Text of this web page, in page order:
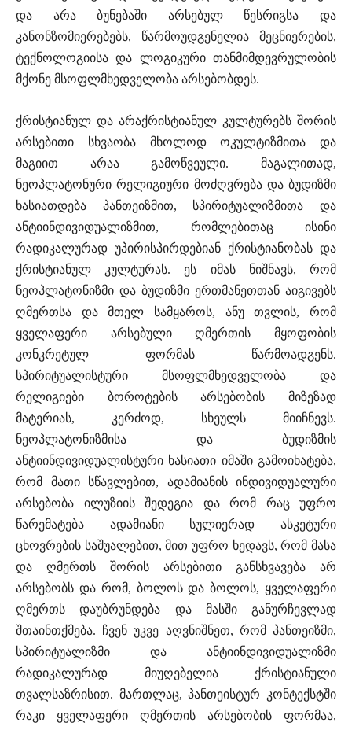
და არა ბუნებაში არსებულ წესრიგსა და
კანონზომიერებებს, წარმოუდგენელია მეცნიერების,
ტექნოლოგიისა და ლოგიკური თანმიმდევრულობის
მქონე მსოფლმხედველობა არსებობდეს.
ქრისტიანულ და არაქრისტიანულ კულტურებს შორის
არსებითი სხვაობა მხოლოდ ოკულტიზმითა და
მაგიით არაა გამოწვეული. მაგალითად,
ნეოპლატონური რელიგიური მოძღვრება და ბუდიზმი
ხასიათდება პანთეიზმით, სპირიტუალიზმითა და
ანტიინდივიდუალიზმით, რომლებითაც ისინი
რადიკალურად უპირისპირდებიან ქრისტიანობას და
ქრისტიანულ კულტურას. ეს იმას ნიშნავს, რომ
ნეოპლატონიზმი და ბუდიზმი ერთმანეთთან აიგივებს
ღმერთსა და მთელ სამყაროს, ანუ თვლის, რომ
ყველაფერი არსებული ღმერთის მყოფობის
კონკრეტულ ფორმას წარმოადგენს.
სპირიტუალისტური მსოფლმხედველობა და
რელიგიები ბოროტების არსებობის მიზეზად
მატერიას, კერძოდ, სხეულს მიიჩნევს.
ნეოპლატონიზმისა და ბუდიზმის
ანტიინდივიდუალისტური ხასიათი იმაში გამოიხატება,
რომ მათი სწავლებით, ადამიანის ინდივიდუალური
არსებობა ილუზიის შედეგია და რომ რაც უფრო
წარემატება ადამიანი სულიერად ასკეტური
ცხოვრების საშუალებით, მით უფრო ხედავს, რომ მასა
და ღმერთს შორის არსებითი განსხვავება არ
არსებობს და რომ, ბოლოს და ბოლოს, ყველაფერი
ღმერთს დაუბრუნდება და მასში განურჩევლად
შთაინთქმება. ჩვენ უკვე აღვნიშნეთ, რომ პანთეიზმი,
სპირიტუალიზმი და ანტიინდივიდუალიზმი
რადიკალურად მიუღებელია ქრისტიანული
თვალსაზრისით. მართლაც, პანთეისტურ კონტექსტში
რაკი ყველაფერი ღმერთის არსებობის ფორმაა,